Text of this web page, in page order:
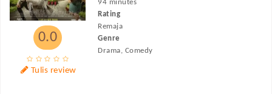
0.0
Tulis review
94 minutes
Rating
Remaja
Genre
Drama, Comedy